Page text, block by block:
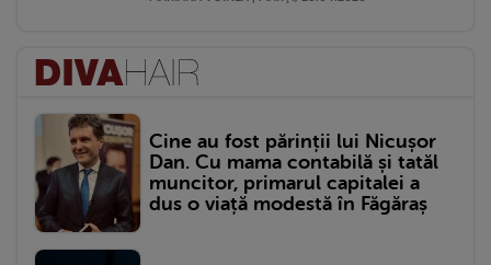
Cine au fost părinții lui Nicușor
Dan. Cu mama contabilă și tatăl
muncitor, primarul capitalei a
dus o viață modestă în Făgăraș